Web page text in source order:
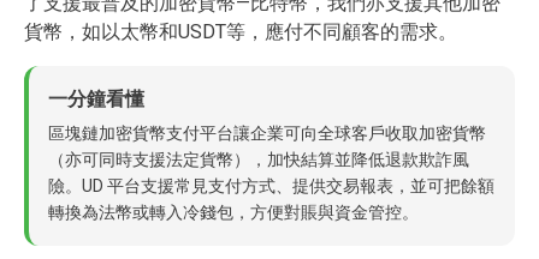
貨幣，如以太幣和USDT等，應付不同顧客的需求。
一分鐘看懂
區塊鏈加密貨幣支付平台讓企業可向全球客戶收取加密貨幣
（亦可同時支援法定貨幣），加快結算並降低退款欺詐風
險。UD 平台支援常見支付方式、提供交易報表，並可把餘額
轉換為法幣或轉入冷錢包，方便對賬與資金管控。